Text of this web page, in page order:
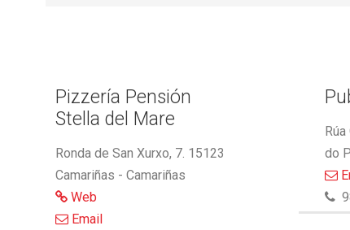
Pizzería Pensión
Stella del Mare
Ronda de San Xurxo, 7. 15123
Camariñas - Camariñas
Web
Email
do